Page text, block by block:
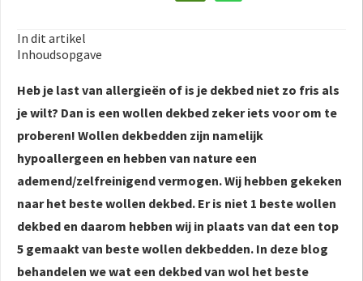
In dit artikel
Inhoudsopgave
Heb je last van allergieën of is je dekbed niet zo fris als
je wilt? Dan is een wollen dekbed zeker iets voor om te
proberen! Wollen dekbedden zijn namelijk
hypoallergeen en hebben van nature een
ademend/zelfreinigend vermogen.Wij hebben gekeken
naar het beste wollen dekbed. Er is niet 1 beste wollen
dekbed en daarom hebben wij in plaats van dat een top
5 gemaakt van beste wollen dekbedden. In deze blog
behandelen we wat een dekbed van wol het beste